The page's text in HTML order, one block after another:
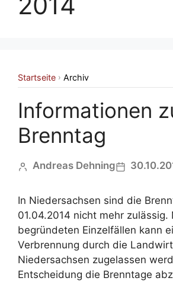
Startseite › Archiv
Informationen
Brenntag
Andreas Dehning
In Niedersachsen sind die
01.04.2014 nicht mehr zulässig.
begründeten Einzelfällen kann
Verbrennung durch die
Niedersachsen zugelassen
Entscheidung die Brenntage